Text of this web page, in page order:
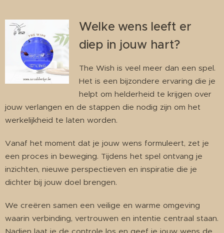
Welke wens leeft er
diep in jouw hart?
The Wish is veel meer dan een spel.
Het is een bijzondere ervaring die je
helpt om helderheid te krijgen over
jouw verlangen en de stappen die nodig zijn om het
werkelijkheid te laten worden.
Vanaf het moment dat je jouw wens formuleert, zet je
een proces in beweging. Tijdens het spel ontvang je
inzichten, nieuwe perspectieven en inspiratie die je
dichter bij jouw doel brengen.
We creëren samen een veilige en warme omgeving
waarin verbinding, vertrouwen en intentie centraal staan.